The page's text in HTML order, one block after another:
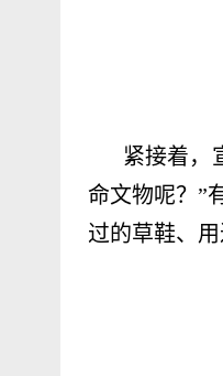
紧接着，
命文物呢？”
过的草鞋、